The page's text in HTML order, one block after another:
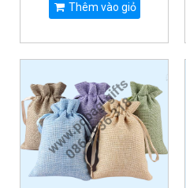
Thêm vào giỏ